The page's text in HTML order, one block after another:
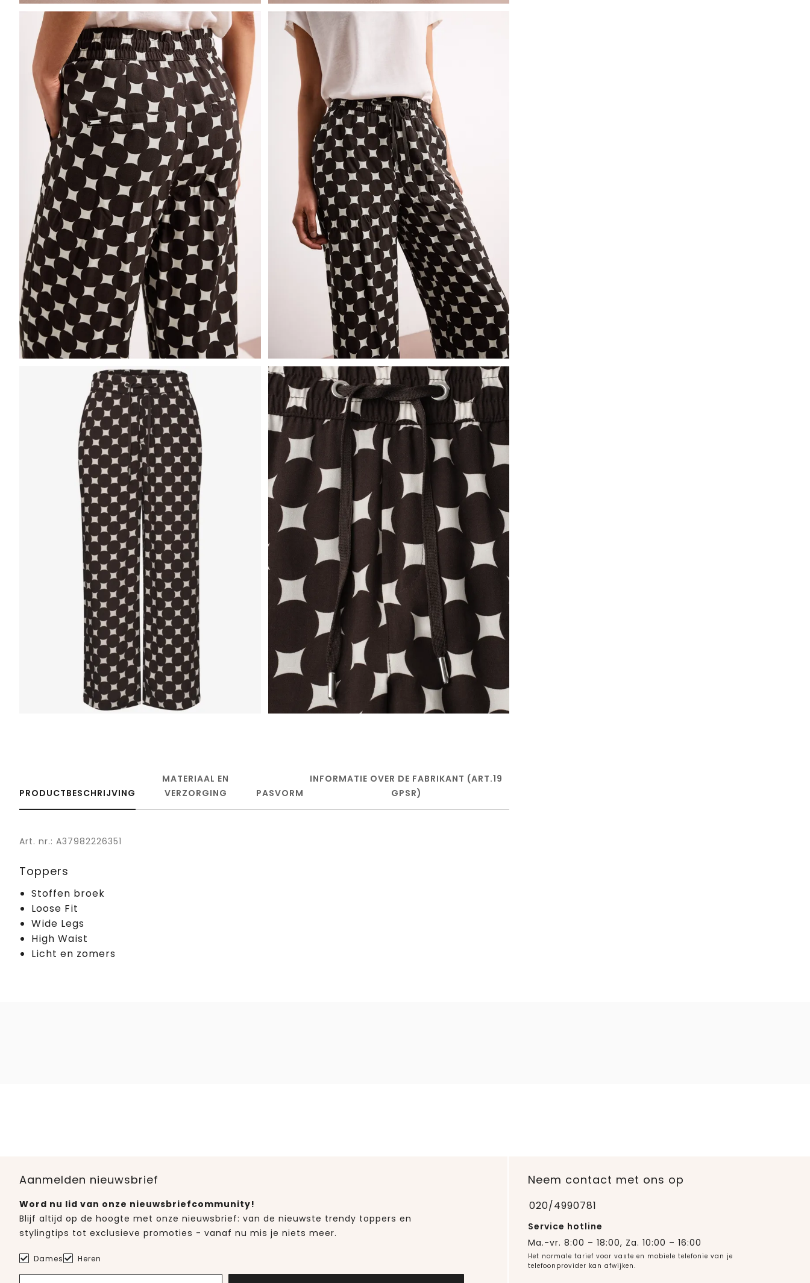
PRODUCTBESCHRIJVING
MATERIAAL EN
VERZORGING
PASVORM
INFORMATIE OVER DE FABRIKANT (ART.19
GPSR)
Art. nr.: A37982226351
Toppers
Stoffen broek
Loose Fit
Wide Legs
High Waist
Licht en zomers
Aanmelden nieuwsbrief
Word nu lid van onze nieuwsbriefcommunity!
Blijf altijd op de hoogte met onze nieuwsbrief: van de nieuwste trendy toppers en
stylingtips tot exclusieve promoties - vanaf nu mis je niets meer.
Dames Heren
Neem contact met ons op
020/4990781
Service hotline
Ma.-vr. 8:00 – 18:00, Za. 10:00 – 16:00
Het normale tarief voor vaste en mobiele telefonie van je
telefoonprovider kan afwijken.